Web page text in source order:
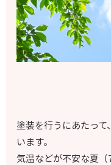
塗装を行うにあたっ
います。
気温などが不安な夏